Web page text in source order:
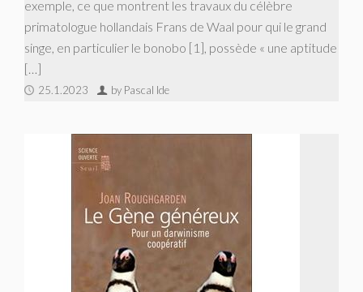
exemple, ce que montrent les travaux du célèbre
primatologue hollandais Frans de Waal pour qui le grand
singe, en particulier le bonobo [1], possède « une aptitude
[…]
25.1.2023 by Pascal Ide